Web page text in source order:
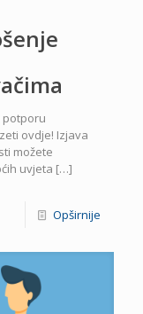
potporu
ovdje! Izjava
možete
uvjeta […]
Opširnije